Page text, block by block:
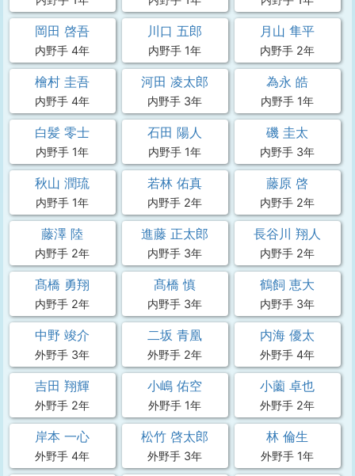
岡田 啓吾
内野手 4年
川口 五郎
内野手 1年
月山 隼平
内野手 2年
檜村 圭吾
内野手 4年
河田 凌太郎
内野手 3年
為永 皓
内野手 1年
白髪 零士
内野手 1年
石田 陽人
内野手 1年
磯 圭太
内野手 3年
秋山 潤琉
内野手 1年
若林 佑真
内野手 2年
藤原 啓
内野手 2年
藤澤 陸
内野手 2年
進藤 正太郎
内野手 3年
長谷川 翔人
内野手 2年
髙橋 勇翔
内野手 2年
髙橋 慎
内野手 3年
鶴飼 恵大
内野手 3年
中野 竣介
外野手 3年
二坂 青凰
外野手 2年
内海 優太
外野手 4年
吉田 翔輝
外野手 2年
小嶋 佑空
外野手 1年
小薗 卓也
外野手 2年
岸本 一心
外野手 4年
松竹 啓太郎
外野手 3年
林 倫生
外野手 1年